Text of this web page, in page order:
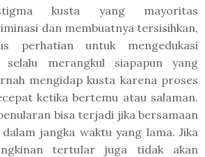
kusta yang mayoritas
dan membuatnya tersisihkan,
perhatian untuk mengedukasi
selalu merangkul siapapun yang
mengidap kusta karena proses
ketika bertemu atau salaman.
bisa terjadi jika bersamaan
jangka waktu yang lama. Jika
tertular juga tidak akan